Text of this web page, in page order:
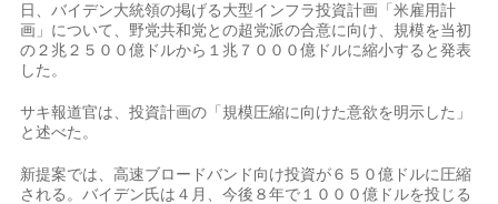
日、バイデン大統領の掲げる大型インフラ投資計画「米雇用計
画」について、野党共和党との超党派の合意に向け、規模を当初
の２兆２５００億ドルから１兆７０００億ドルに縮小すると発表
した。
サキ報道官は、投資計画の「規模圧縮に向けた意欲を明示した」
と述べた。
新提案では、高速ブロードバンド向け投資が６５０億ドルに圧縮
される。バイデン氏は４月、今後８年で１０００億ドルを投じる